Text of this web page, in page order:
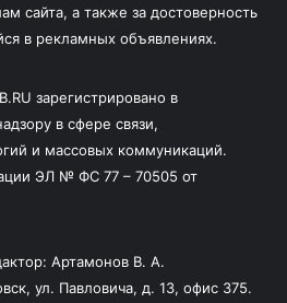
сайта, а также за достоверность
в рекламных объявлениях.
зарегистрировано в
в сфере связи,
и массовых коммуникаций.
ЭЛ № ФС 77 – 70505 от
Артамонов В. А.
ул. Павловича, д. 13, офис 375.